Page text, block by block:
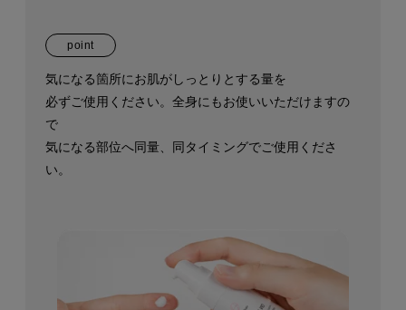
point
気になる箇所にお肌がしっとりとする量を
必ずご使用ください。全身にもお使いいただけますの
で
気になる部位へ同量、同タイミングでご使用くださ
い。